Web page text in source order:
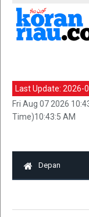
Last Update: 2026-
Fri Aug 07 2026
Time)10:43:5 AM
Depan